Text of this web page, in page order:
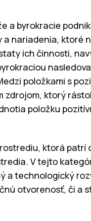
a byrokracie
a nariadenia, ktoré
ich činnosti,
položkami s
zdrojom, ktorý
položku
ktorá patrí
V tejto
a technologický
otvorenosť, či a